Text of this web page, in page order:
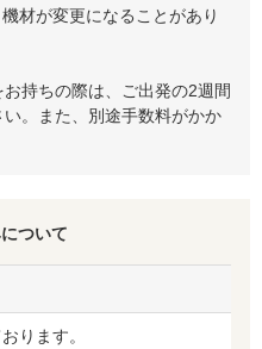
材が変更になることがあり
持ちの際は、ご出発の2週間
。また、別途手数料がかか
ついて
ります。